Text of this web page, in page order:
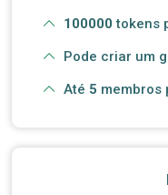
100000 tokens
Pode criar um
Até 5 membros